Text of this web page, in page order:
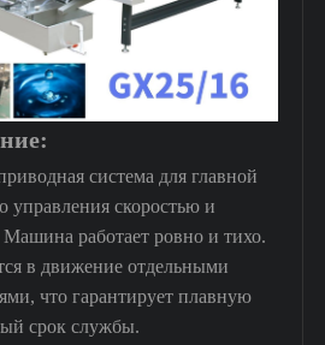
система для главной
управления скоростью и
работает ровно и тихо.
в движение отдельными
что гарантирует плавную
срок службы.